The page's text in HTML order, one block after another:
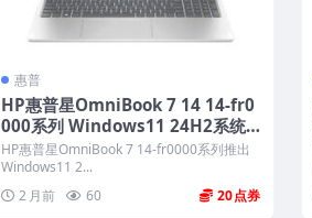
惠普
HP惠普星OmniBook 7 14 14-fr0
000系列 Windows11 24H2系统
原厂oem系统下载
HP惠普星OmniBook 7 14-fr0000系列推出
Windows11 2...
2 月前
60 20